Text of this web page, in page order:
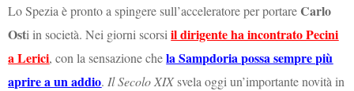
Lo Spezia è pronto a spingere sull’acceleratore per portareCarlo
Osti in società. Nei giorni scorsiil dirigente ha incontrato Pecini
a Lerici, con la sensazione chela Sampdoria possa sempre più
aprire a un addio. Il Secolo XIXsvela oggi un’importante novità in